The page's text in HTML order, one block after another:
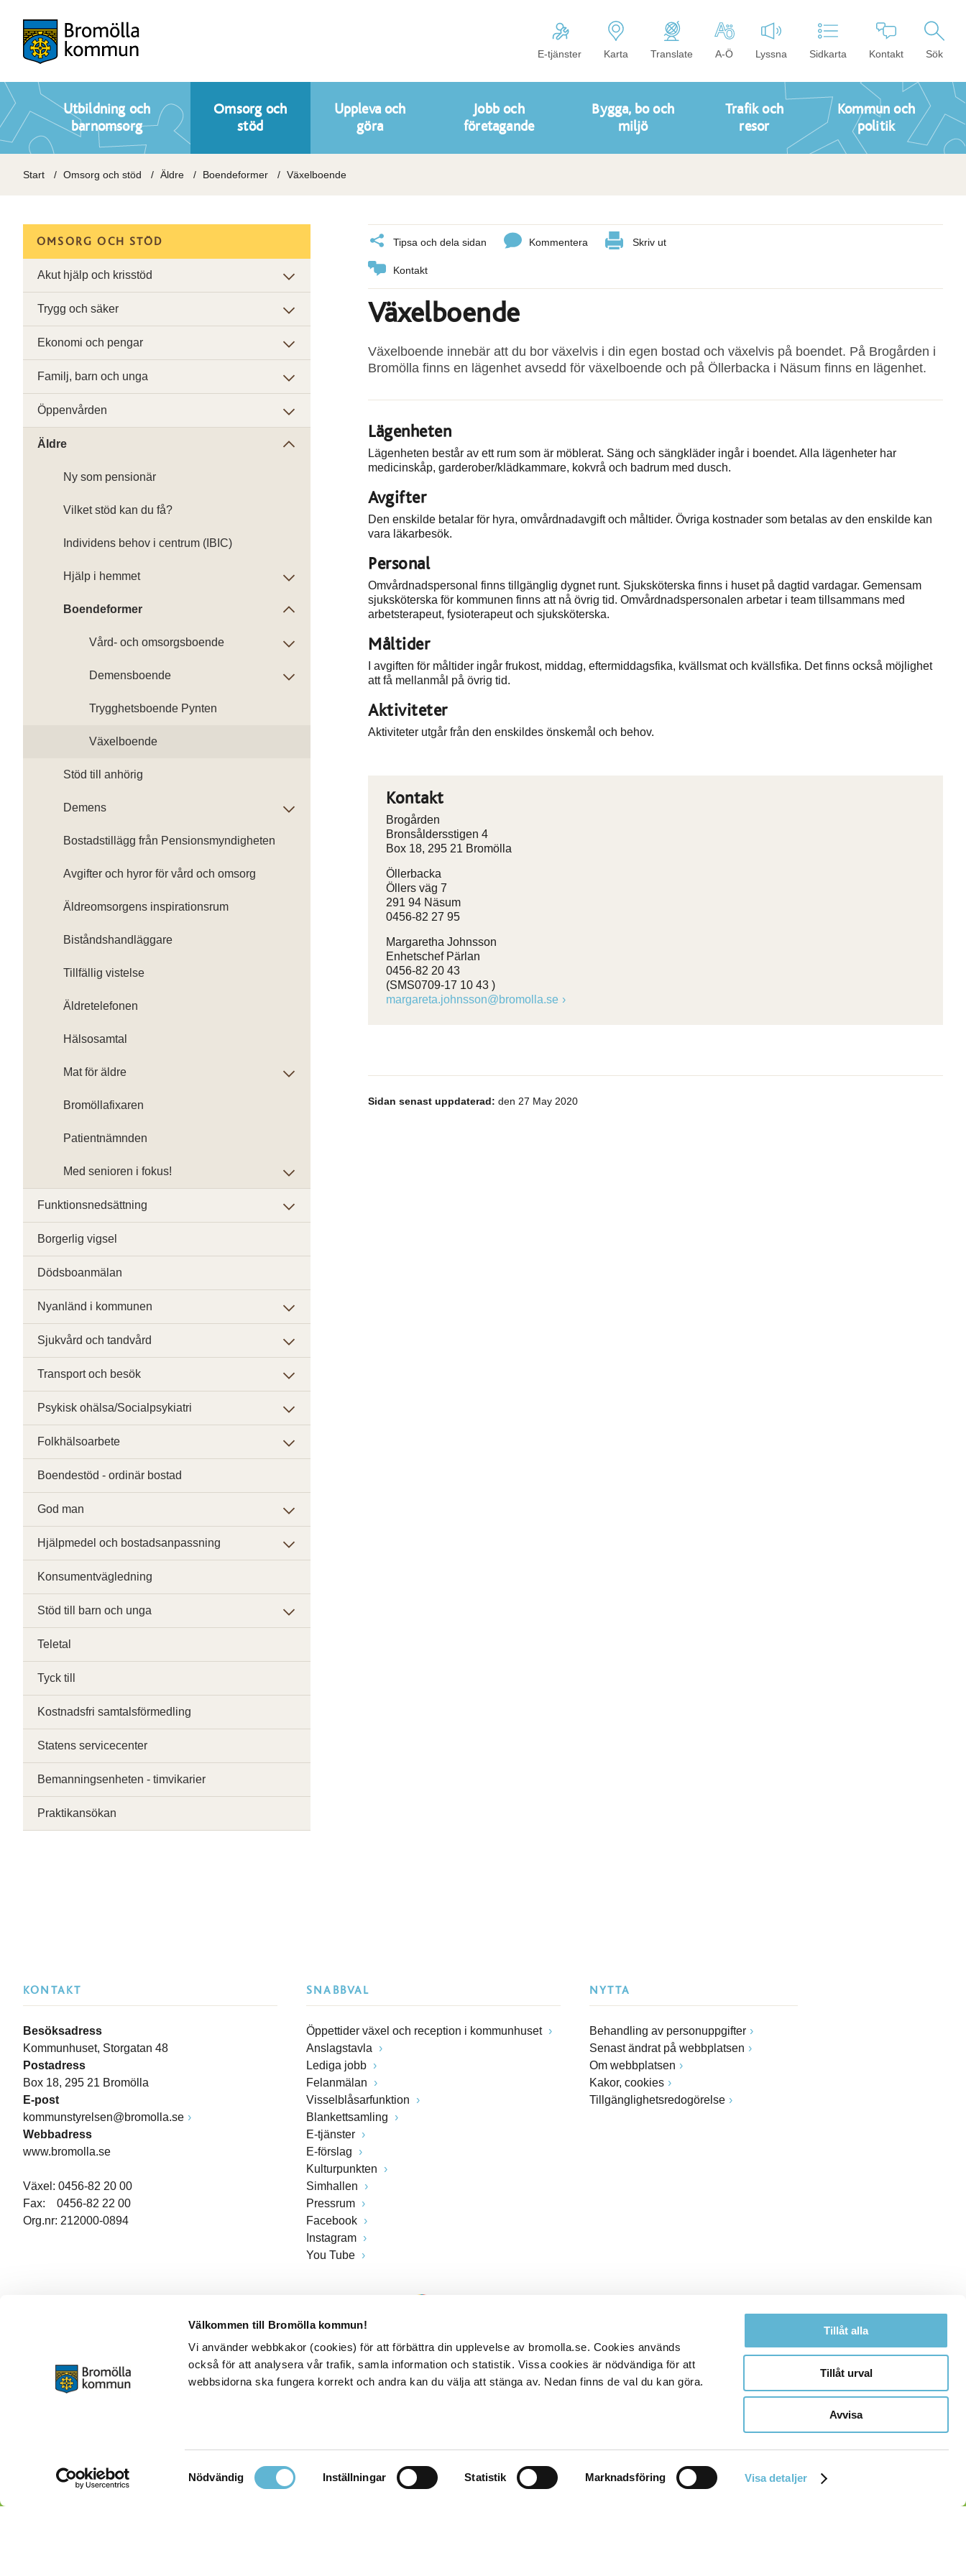
Välkommen till Bromölla kommun!
Vi använder webbkakor (cookies) för att förbättra din upplevelse av bromolla.se. Cookies används
också för att analysera vår trafik, samla information och statistik. Vissa cookies är nödvändiga för att
webbsidorna ska fungera korrekt och andra kan du välja att stänga av. Nedan finns de val du kan göra.
Samtyckesval
Nödvändig Inställningar Statistik Marknadsföring Visa detaljer
Tillåt alla
Tillåt urval
Avvisa
E-tjänster Karta Translate A-Ö Lyssna Sidkarta Kontakt Sök
Utbildning och
barnomsorg
Omsorg och
stöd
Uppleva och
göra
Jobb och
företagande
Bygga, bo och
miljö
Trafik och
resor
Kommun och
politik
Start Omsorg och stöd Äldre Boendeformer Växelboende
Tipsa och dela sidan Kommentera Skriv ut
Kontakt
Växelboende
Växelboende innebär att du bor växelvis i din egen bostad och växelvis på boendet. På Brogården i
Bromölla finns en lägenhet avsedd för växelboende och på Öllerbacka i Näsum finns en lägenhet.
Lägenheten
Lägenheten består av ett rum som är möblerat. Säng och sängkläder ingår i boendet. Alla lägenheter har
medicinskåp, garderober/klädkammare, kokvrå och badrum med dusch.
Avgifter
Den enskilde betalar för hyra, omvårdnadavgift och måltider. Övriga kostnader som betalas av den enskilde kan
vara läkarbesök.
Personal
Omvårdnadspersonal finns tillgänglig dygnet runt. Sjuksköterska finns i huset på dagtid vardagar. Gemensam
sjuksköterska för kommunen finns att nå övrig tid. Omvårdnadspersonalen arbetar i team tillsammans med
arbetsterapeut, fysioterapeut och sjuksköterska.
Måltider
I avgiften för måltider ingår frukost, middag, eftermiddagsfika, kvällsmat och kvällsfika. Det finns också möjlighet
att få mellanmål på övrig tid.
Aktiviteter
Aktiviteter utgår från den enskildes önskemål och behov.
Kontakt
Brogården
Bronsåldersstigen 4
Box 18, 295 21 Bromölla
Öllerbacka
Öllers väg 7
291 94 Näsum
0456-82 27 95
Margaretha Johnsson
Enhetschef Pärlan
0456-82 20 43
(SMS0709-17 10 43 )
margareta.johnsson@bromolla.se
Sidan senast uppdaterad: den 27 May 2020
OMSORG OCH STÖD
Akut hjälp och krisstöd
Trygg och säker
Ekonomi och pengar
Familj, barn och unga
Öppenvården
Äldre
Ny som pensionär
Vilket stöd kan du få?
Individens behov i centrum (IBIC)
Hjälp i hemmet
Boendeformer
Vård- och omsorgsboende
Demensboende
Trygghetsboende Pynten
Växelboende
Stöd till anhörig
Demens
Bostadstillägg från Pensionsmyndigheten
Avgifter och hyror för vård och omsorg
Äldreomsorgens inspirationsrum
Biståndshandläggare
Tillfällig vistelse
Äldretelefonen
Hälsosamtal
Mat för äldre
Bromöllafixaren
Patientnämnden
Med senioren i fokus!
Funktionsnedsättning
Borgerlig vigsel
Dödsboanmälan
Nyanländ i kommunen
Sjukvård och tandvård
Transport och besök
Psykisk ohälsa/Socialpsykiatri
Folkhälsoarbete
Boendestöd - ordinär bostad
God man
Hjälpmedel och bostadsanpassning
Konsumentvägledning
Stöd till barn och unga
Teletal
Tyck till
Kostnadsfri samtalsförmedling
Statens servicecenter
Bemanningsenheten - timvikarier
Praktikansökan
KONTAKT
Besöksadress
Kommunhuset, Storgatan 48
Postadress
Box 18, 295 21 Bromölla
E-post
kommunstyrelsen@bromolla.se
Webbadress
www.bromolla.se
Växel: 0456-82 20 00
Fax: 0456-82 22 00
Org.nr: 212000-0894
SNABBVAL
Öppettider växel och reception i kommunhuset
Anslagstavla
Lediga jobb
Felanmälan
Visselblåsarfunktion
Blankettsamling
E-tjänster
E-förslag
Kulturpunkten
Simhallen
Pressrum
Facebook
Instagram
You Tube
NYTTA
Behandling av personuppgifter
Senast ändrat på webbplatsen
Om webbplatsen
Kakor, cookies
Tillgänglighetsredogörelse